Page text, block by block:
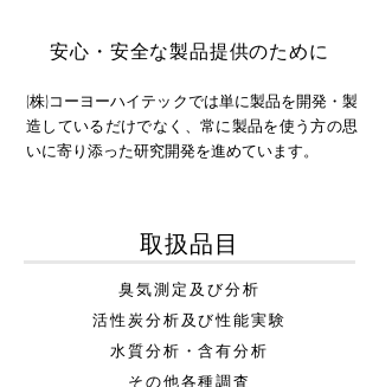
安心・安全な製品提供のために
(株)コーヨーハイテックでは単に製品を開発・製
造しているだけでなく、常に製品を使う方の思
いに寄り添った研究開発を進めています。
取扱品目
臭気測定及び分析
活性炭分析及び性能実験
水質分析・含有分析
その他各種調査